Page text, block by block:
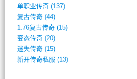
单职业传奇(137)
复古传奇(44)
1.76复古传奇(15)
变态传奇(20)
迷失传奇(15)
新开传奇私服 (13)